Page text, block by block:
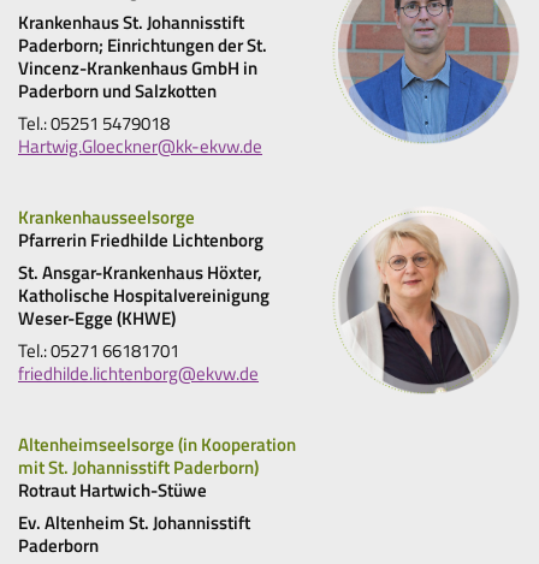
Krankenhaus St. Johannisstift
Paderborn; Einrichtungen der St.
Vincenz-Krankenhaus GmbH in
Paderborn und Salzkotten
Tel.: 05251 5479018
Hartwig.Gloeckner@kk-ekvw.de
Krankenhausseelsorge
Pfarrerin Friedhilde Lichtenborg
St. Ansgar-Krankenhaus Höxter,
Katholische Hospitalvereinigung
Weser-Egge (KHWE)
Tel.: 05271 66181701
friedhilde.lichtenborg@ekvw.de
Altenheimseelsorge (in Kooperation
mit St. Johannisstift Paderborn)
Rotraut Hartwich-Stüwe
Ev. Altenheim St. Johannisstift
Paderborn